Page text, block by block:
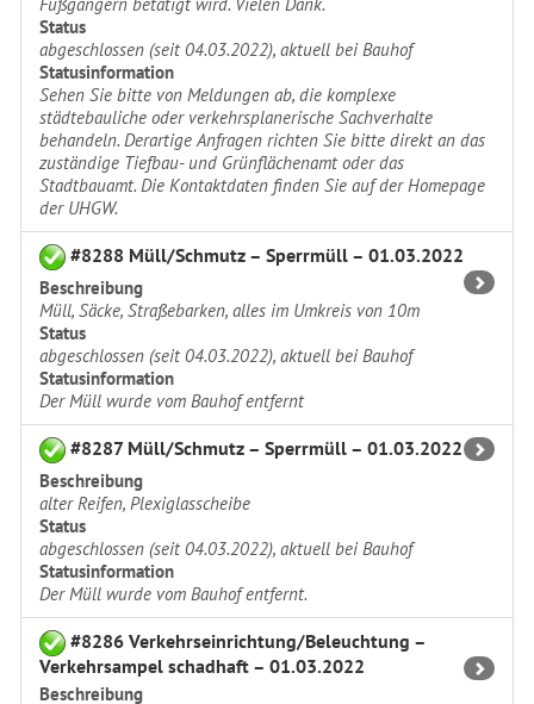
Status
abgeschlossen (seit 04.03.2022), aktuell bei Bauhof
Statusinformation
Sehen Sie bitte von Meldungen ab, die komplexe
städtebauliche oder verkehrsplanerische Sachverhalte
behandeln. Derartige Anfragen richten Sie bitte direkt an das
zuständige Tiefbau- und Grünflächenamt oder das
Stadtbauamt. Die Kontaktdaten finden Sie auf der Homepage
der UHGW.
#8288 Müll/Schmutz – Sperrmüll – 01.03.2022
Beschreibung
Müll, Säcke, Straßebarken, alles im Umkreis von 10m
Status
abgeschlossen (seit 04.03.2022), aktuell bei Bauhof
Statusinformation
Der Müll wurde vom Bauhof entfernt
#8287 Müll/Schmutz – Sperrmüll – 01.03.2022
Beschreibung
alter Reifen, Plexiglasscheibe
Status
abgeschlossen (seit 04.03.2022), aktuell bei Bauhof
Statusinformation
Der Müll wurde vom Bauhof entfernt.
#8286 Verkehrseinrichtung/Beleuchtung –
Verkehrsampel schadhaft – 01.03.2022
Beschreibung